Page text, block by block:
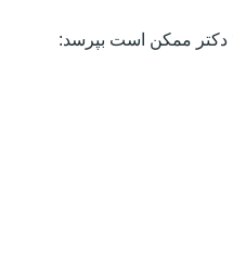
دکتر ممکن است بپرسد: